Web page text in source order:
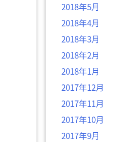
2018年5月
2018年4月
2018年3月
2018年2月
2018年1月
2017年12月
2017年11月
2017年10月
2017年9月